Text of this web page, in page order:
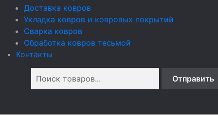
Доставка ковров
Укладка ковров и ковровых покрытий
Сварка ковров
Обработка ковров тесьмой
Контакты